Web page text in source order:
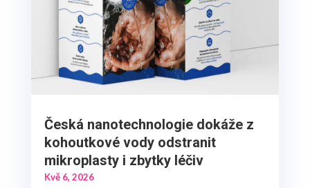
Česká nanotechnologie dokáže z
kohoutkové vody odstranit
mikroplasty i zbytky léčiv
Kvě 6, 2026